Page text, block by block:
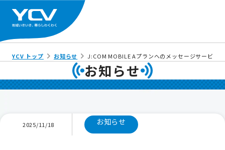
YCV トップ お知らせ J:COM MOBILE Aプランへのメッセージサービス
お知らせ
2025/11/18 お知らせ